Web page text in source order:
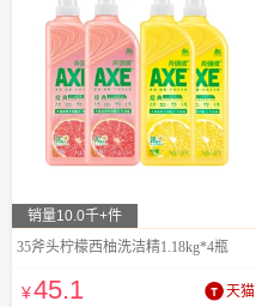
销量10.0千+件
35斧头柠檬西柚洗洁精1.18kg*4瓶
¥45.1 天猫